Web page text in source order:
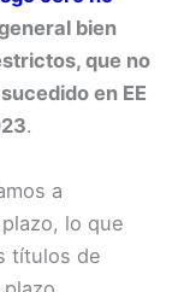
bien
que no
en EE
.
a
lo que
títulos de